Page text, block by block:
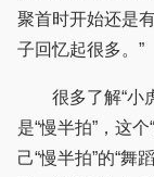
聚首时开始还是
子回忆起很多。”
很多了解“小虎
是“慢半拍”，这
己“慢半拍”的“舞